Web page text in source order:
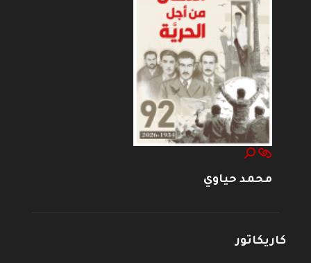
محمد حياوي
كاريكاتور